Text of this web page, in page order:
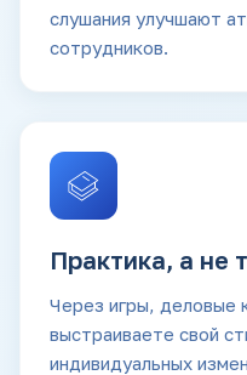
слушания улучшают
сотрудников.
Практика, а не
Через игры, деловые
выстраиваете свой
индивидуальных